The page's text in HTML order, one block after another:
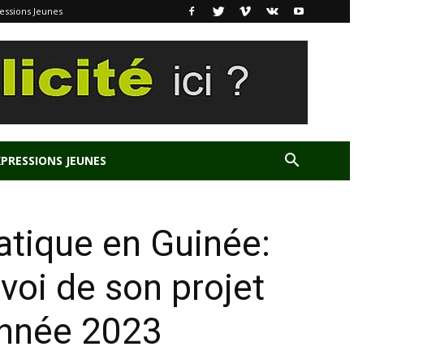
Jeunes
JEUNES
en Guinée:
de son projet
2023